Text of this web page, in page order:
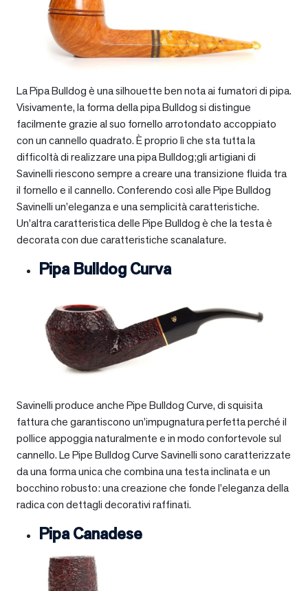
La Pipa Bulldog è una silhouette ben nota ai fumatori di pipa.
Visivamente, la forma della pipa Bulldog si distingue
facilmente grazie al suo fornello arrotondato accoppiato
con un cannello quadrato. È proprio lì che sta tutta la
difficoltà di realizzare una pipa Bulldog;gli artigiani di
Savinelli riescono sempre a creare una transizione fluida tra
il fornello e il cannello. Conferendo così alle Pipe Bulldog
Savinelli un’eleganza e una semplicità caratteristiche.
Un’altra caratteristica delle Pipe Bulldog è che la testa è
decorata con due caratteristiche scanalature.
Pipa Bulldog Curva
Savinelli produce anche Pipe Bulldog Curve, di squisita
fattura che garantiscono un’impugnatura perfetta perché il
pollice appoggia naturalmente e in modo confortevole sul
cannello. Le Pipe Bulldog Curve Savinelli sono caratterizzate
da una forma unica che combina una testa inclinata e un
bocchino robusto: una creazione che fonde l’eleganza della
radica con dettagli decorativi raffinati.
Pipa Canadese